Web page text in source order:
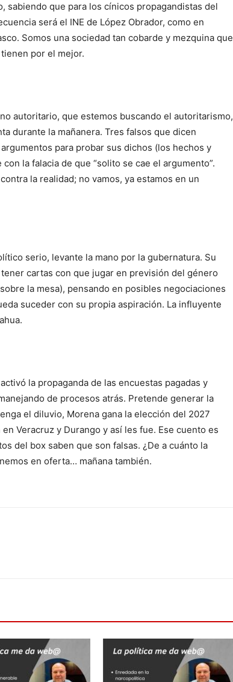
sabiendo que para los cínicos propagandistas del
será el INE de López Obrador, como en
Somos una sociedad tan cobarde y mezquina que
por el mejor.
autoritario, que estemos buscando el autoritarismo,
durante la mañanera. Tres falsos que dicen
para probar sus dichos (los hechos y
la falacia de que “solito se cae el argumento”.
la realidad; no vamos, ya estamos en un
serio, levante la mano por la gubernatura. Su
cartas con que jugar en previsión del género
la mesa), pensando en posibles negociaciones
suceder con su propia aspiración. La influyente
la propaganda de las encuestas pagadas y
de procesos atrás. Pretende generar la
el diluvio, Morena gana la elección del 2027
Veracruz y Durango y así les fue. Ese cuento es
del box saben que son falsas. ¿De a cuánto la
en oferta… mañana también.